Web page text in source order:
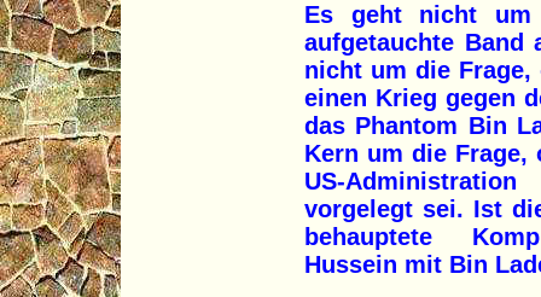
Es geht nicht
aufgetauchte Band
nicht um die
einen Krieg gegen
das Phantom Bin
Kern um die
US-
vorgelegt sei. Ist
behauptete
Hussein mit Bin